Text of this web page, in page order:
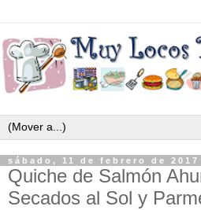
sábado, 11 de febrero de 2017
Quiche de Salmón
Secados al Sol y